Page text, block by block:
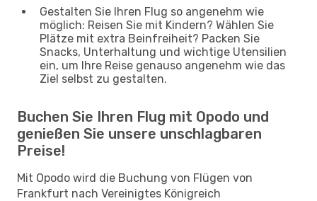
Gestalten Sie Ihren Flug so angenehm wie
möglich: Reisen Sie mit Kindern? Wählen Sie
Plätze mit extra Beinfreiheit? Packen Sie
Snacks, Unterhaltung und wichtige Utensilien
ein, um Ihre Reise genauso angenehm wie das
Ziel selbst zu gestalten.
Buchen Sie Ihren Flug mit Opodo und
genießen Sie unsere unschlagbaren
Preise!
Mit Opodo wird die Buchung von Flügen von
Frankfurt nach Vereinigtes Königreich